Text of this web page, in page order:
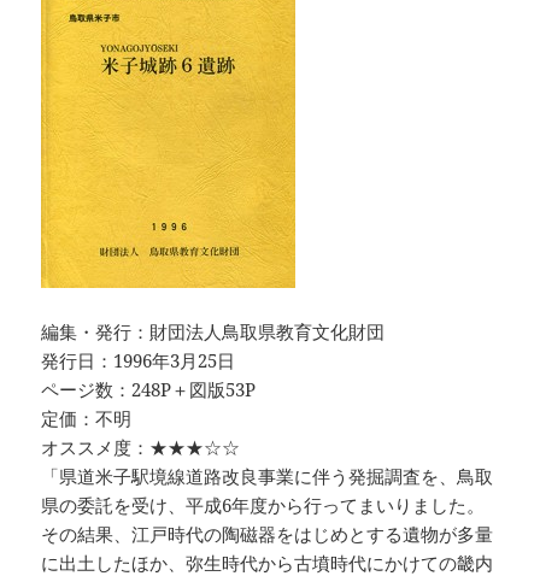
編集・発行：財団法人鳥取県教育文化財団
発行日：1996年3月25日
ページ数：248P＋図版53P
定価：不明
オススメ度：★★★☆☆
「県道米子駅境線道路改良事業に伴う発掘調査を、鳥取
県の委託を受け、平成6年度から行ってまいりました。
その結果、江戸時代の陶磁器をはじめとする遺物が多量
に出土したほか、弥生時代から古墳時代にかけての畿内